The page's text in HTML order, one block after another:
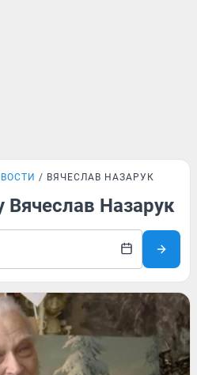
ВЯЧЕСЛАВ НАЗАРУК
Вячеслав Назарук